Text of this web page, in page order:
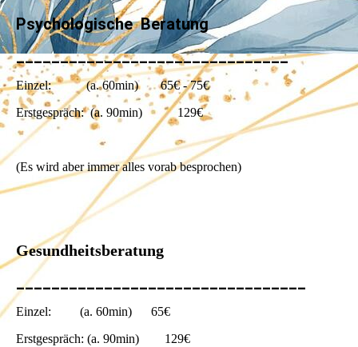
Psychologische Beratung
_______________________________
Einzel: (a. 60min) 65€ - 75€
Erstgespräch: (a. 90min) 129€
(Es wird aber immer alles vorab besprochen)
Gesundheitsberatung
_________________________________
Einzel: (a. 60min) 65€
Erstgespräch: (a. 90min) 129€